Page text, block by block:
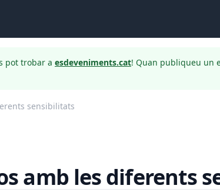
pot trobar a esdeveniments.cat! Quan publiqueu un
sensibilitats
amb les diferents